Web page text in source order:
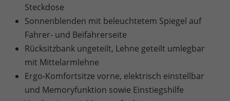
Steckdose
Sonnenblenden mit beleuchtetem Spiegel auf
Fahrer- und Beifahrerseite
Rücksitzbank ungeteilt, Lehne geteilt umlegbar
mit Mittelarmlehne
Ergo-Komfortsitze vorne, elektrisch einstellbar
und Memoryfunktion sowie Einstiegshilfe